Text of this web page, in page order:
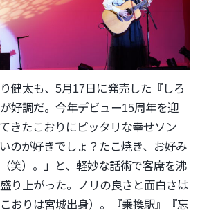
健太も、5月17日に発売した『しろ
好調だ。今年デビュー15周年を迎
きたこおりにピッタリな幸せソン
のが好きでしょ？たこ焼き、お好み
笑）。」と、軽妙な話術で客席を沸
り上がった。
ノリの良さと面白さは
おりは宮城出身）。『乗換駅』『忘